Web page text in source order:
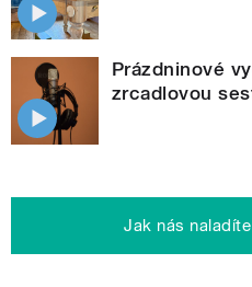
Prázdninové
zrcadlovou
Jak nás